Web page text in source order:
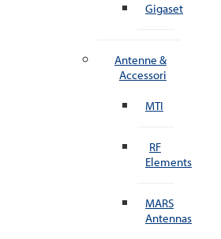
Gigaset
Antenne &
Accessori
MTI
RF
Elements
MARS
Antennas